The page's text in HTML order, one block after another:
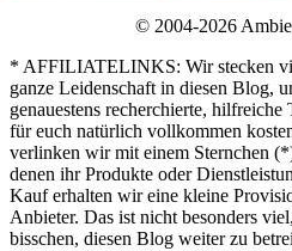
© 2004-2026
* AFFILIATELINKS: Wir stecken
ganze Leidenschaft in diesen Blog,
genauestens recherchierte,
für euch natürlich vollkommen
verlinken wir mit einem Sternchen
denen ihr Produkte oder
Kauf erhalten wir eine kleine
Anbieter. Das ist nicht besonders
bisschen, diesen Blog weiter zu